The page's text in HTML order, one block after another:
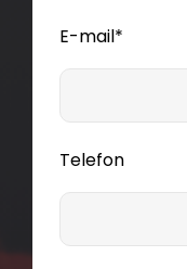
E-mail*
Telefon